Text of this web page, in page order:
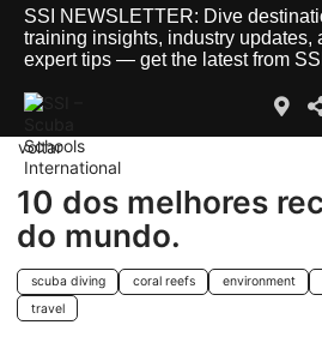
SSI NEWSLETTER: Dive
training insights, industry updates,
expert tips — get the latest from
voltar
10 dos melhores
do mundo.
scuba diving coral reefs environment
travel